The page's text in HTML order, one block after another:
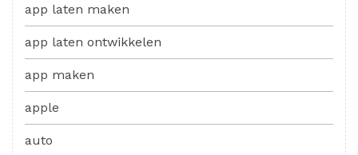
app laten maken
app laten ontwikkelen
app maken
apple
auto